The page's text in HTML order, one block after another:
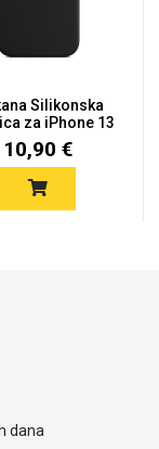
Silikonska
za iPhone 13
Mini -...
10,90 €
dana